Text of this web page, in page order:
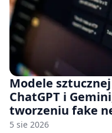
Modele
ChatGPT i
tworzeniu fake
jeśli rozmawiasz
5 sie 2026